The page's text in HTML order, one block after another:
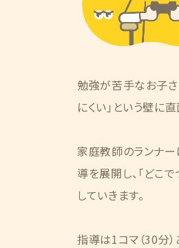
勉強が苦手なお子さ
にくい」という壁に
家庭教師のランナ
導を展開し、「どこ
していきます。
指導は1コマ（30分